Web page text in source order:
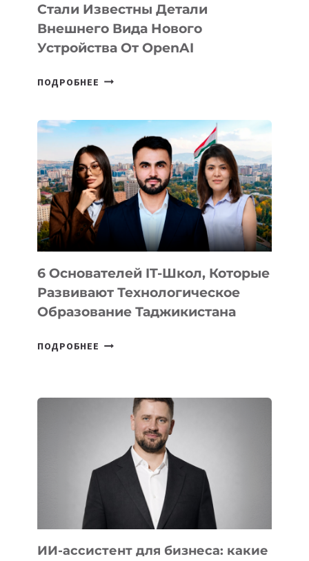
Стали Известны Детали
Внешнего Вида Нового
Устройства От OpenAI
ПОДРОБНЕЕ СТАЛИ
ВНЕШНЕГО
ВИДА
НОВОГО
УСТРОЙСТВА
ОТ
OPENAI
6 Основателей IT-Школ, Которые
Развивают Технологическое
Образование Таджикистана
ПОДРОБНЕЕ
КОТОРЫЕ
РАЗВИВАЮТ
ТЕХНОЛОГИЧЕСКОЕ
ОБРАЗОВАНИЕ
ТАДЖИКИСТАНА
ИИ-ассистент для бизнеса: какие